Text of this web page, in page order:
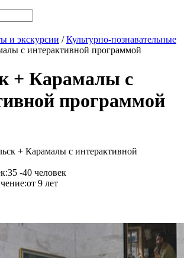
и экскурсии / Культурно-познавательные
с интерактивной программой
+ Карамалы с
программой
+ Карамалы с интерактивной
35 -40 человек
от 9 лет